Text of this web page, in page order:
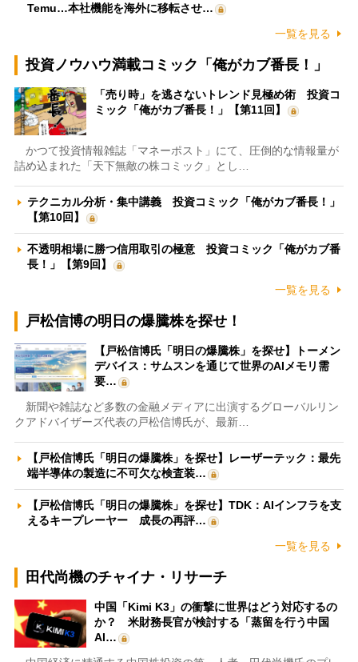
Temu…本社機能を海外に移転させ…
一覧を見る
投資ノウハウ満載コミック「俺がカブ番長！」
「売り時」を逃さないトレンド見極め術 投資コ
ミック「俺がカブ番長！」【第11回】
かつて投資情報雑誌「マネーポスト」にて、圧倒的な情報量が
詰め込まれた「天下無敵の株コミック」とし…
テクニカル分析・集中講義 投資コミック「俺がカブ番長！」
【第10回】
不透明相場に勝つ信用取引の極意 投資コミック「俺がカブ番
長！」【第9回】
一覧を見る
戸松信博の明日の爆騰株を探せ！
【戸松信博氏「明日の爆騰株」を探せ】トーメン
デバイス：サムスンを通じて世界のAIメモリ需
要…
新聞や雑誌など多数の金融メディアに出演するグローバルリン
クアドバイザーズ代表の戸松信博氏が、最新…
【戸松信博氏「明日の爆騰株」を探せ】レーザーテック：最先
端半導体の製造に不可欠な検査装…
【戸松信博氏「明日の爆騰株」を探せ】TDK：AIインフラを支
えるキープレーヤー 成長の再評…
一覧を見る
田代尚機のチャイナ・リサーチ
中国「Kimi K3」の衝撃に世界はどう対応するの
か？ 米財務長官が検討する「蒸留を行う中国
AI…